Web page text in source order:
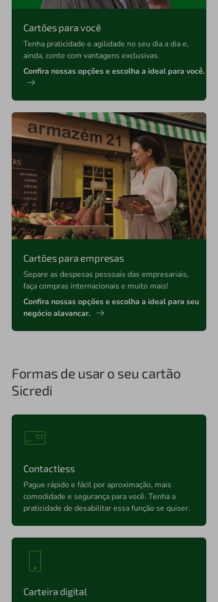
Cartões para você
Tenha praticidade e agilidade no seu dia a dia e,
ainda, conte com vantagens exclusivas.
Confira nossas opções e escolha a ideal para você.
Cartões para empresas
Separe as despesas pessoais das empresariais,
faça compras internacionais e muito mais!
Confira nossas opções e escolha a ideal para seu
negócio alavancar.
Formas de usar o seu cartão
Sicredi
Contactless
Pague rápido e fácil por aproximação, mais
comodidade e segurança para você. Tenha a
praticidade de desabilitar essa função se quiser.
Carteira digital